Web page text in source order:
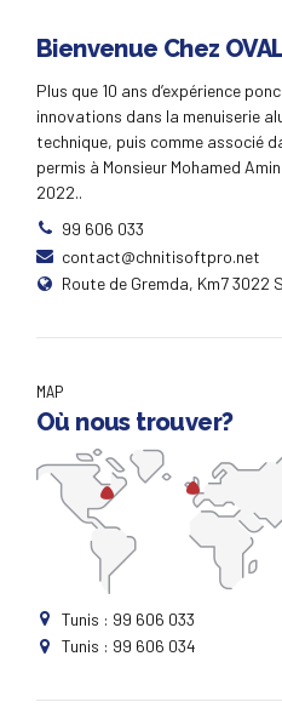
Bienvenue Chez
Plus que 10 ans d’expérience
innovations dans la menuiserie
technique, puis comme associé
permis à Monsieur Mohamed
2022..
99 606 033
contact@chnitisoftpro.net
Route de Gremda, Km7 3022
MAP
Où nous trouver?
Tunis : 99 606 033
Tunis : 99 606 034